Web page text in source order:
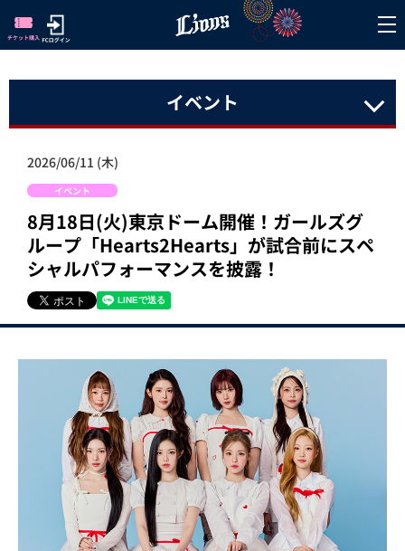
イベント
2026/06/11 (木)
イベント
8月18日(火)東京ドーム開催！ガールズグ
ループ「Hearts2Hearts」が試合前にスペ
シャルパフォーマンスを披露！